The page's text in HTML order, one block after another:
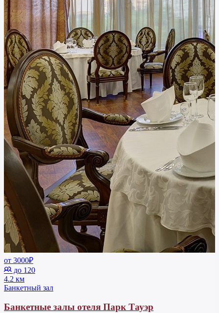
от 3000₽
до 120
4.2 км
Банкетный зал
Банкетные залы отеля Парк Тауэр